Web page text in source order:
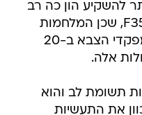
להשקיע הון כה רב
ברכש של עוד טייסת F15 או F35, שכן המלחמות
כיום הן רק נגד טרור. מזל שמפקדי הצבא ב-20
אלה.
תשומת לב והוא
את התעשיות